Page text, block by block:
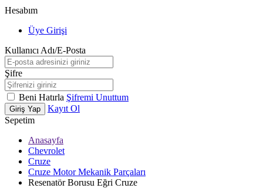
Hesabım
Üye Girişi
Kullanıcı Adı/E-Posta
Şifre
Beni Hatırla Şifremi Unuttum
Giriş Yap
Kayıt Ol
Sepetim
Anasayfa
Chevrolet
Cruze
Cruze Motor Mekanik Parçaları
Resenatör Borusu Eğri Cruze